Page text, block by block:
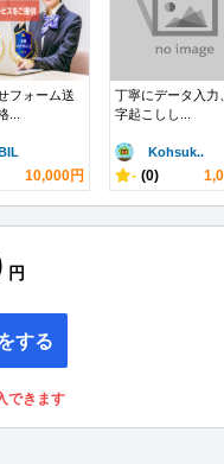
フォーム送
...
10,000円
丁寧にデータ入力
字起こしし...
Kohsuk..
- (0)
円
する
できます